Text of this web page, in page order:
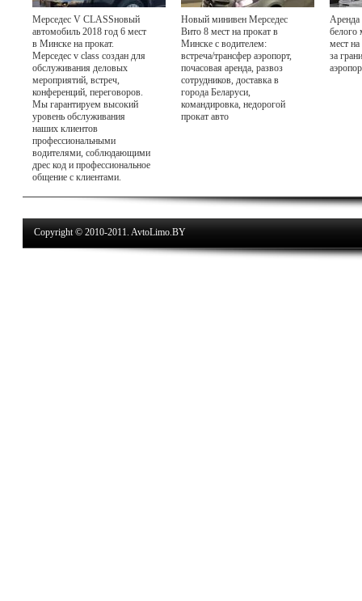
Мерседес V CLASSновый
автомобиль 2018 год 6 мест
в Минске на прокат.
Мерседес v class создан для
обслуживания деловых
мероприятий, встреч,
конференций, переговоров.
Мы гарантируем высокий
уровень обслуживания
наших клиентов
профессиональными
водителями, соблюдающими
дрес код и профессиональное
общение с клиентами.
Новый минивен Мерседес
Вито 8 мест на прокат в
Минске с водителем:
встреча/трансфер аэропорт,
почасовая аренда, развоз
сотрудников, доставка в
города Беларуси,
командировка, недорогой
прокат авто
Аренда
белого
мест на
за
Copyright © 2010-2011. AvtoLimo.BY